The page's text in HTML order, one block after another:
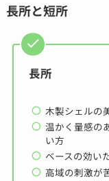
長所と短所
長所
木製シェルの
温かく量感の
い方
ベースの効い
高域の刺激が